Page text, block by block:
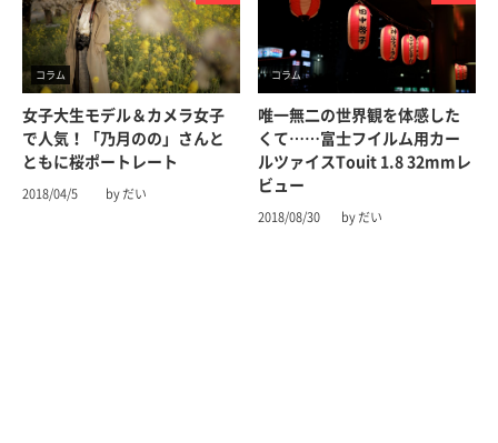
コラム
女子大生モデル＆カメラ女子
で人気！「乃月のの」さんと
ともに桜ポートレート
2018/04/5 by だい
コラム
唯一無二の世界観を体感した
くて……富士フイルム用カー
ルツァイスTouit 1.8 32mmレ
ビュー
2018/08/30 by だい